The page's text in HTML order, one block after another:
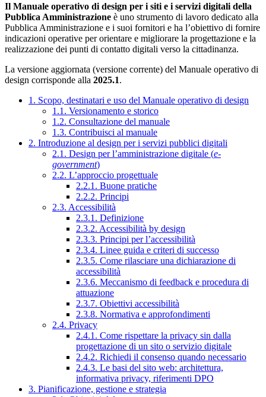
Il Manuale operativo di design per i siti e i servizi digitali della
Pubblica Amministrazione è uno strumento di lavoro dedicato alla
Pubblica Amministrazione e i suoi fornitori e ha l’obiettivo di fornire
indicazioni operative per orientare e migliorare la progettazione e la
realizzazione dei punti di contatto digitali verso la cittadinanza.
La versione aggiornata (versione corrente) del Manuale operativo di
design corrisponde alla 2025.1.
1. Scopo, destinatari e uso del Manuale operativo di design
1.1. Versionamento e storico
1.2. Consultazione del manuale
1.3. Contribuisci al manuale
2. Introduzione al design per i servizi pubblici digitali
2.1. Design per l’amministrazione digitale (e-
government)
2.2. L’approccio progettuale
2.2.1. Buone pratiche
2.2.2. Principi
2.3. Accessibilità
2.3.1. Definizione
2.3.2. Accessibilità by design
2.3.3. Principi per l’accessibilità
2.3.4. Linee guida e criteri di successo
2.3.5. Come rilasciare una dichiarazione di
accessibilità
2.3.6. Meccanismo di feedback e procedura di
attuazione
2.3.7. Obiettivi accessibilità
2.3.8. Normativa e approfondimenti
2.4. Privacy
2.4.1. Come rispettare la privacy sin dalla
progettazione di un sito o servizio digitale
2.4.2. Richiedi il consenso quando necessario
2.4.3. Le basi del sito web: architettura,
informativa privacy, riferimenti DPO
3. Pianificazione, gestione e strategia